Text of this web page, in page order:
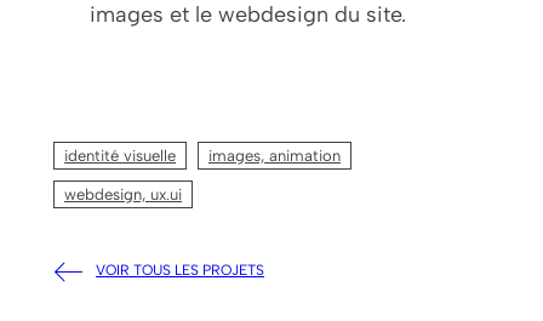
images et le webdesign du site.
identité visuelle images, animation
webdesign, ux.ui
VOIR TOUS LES PROJETS